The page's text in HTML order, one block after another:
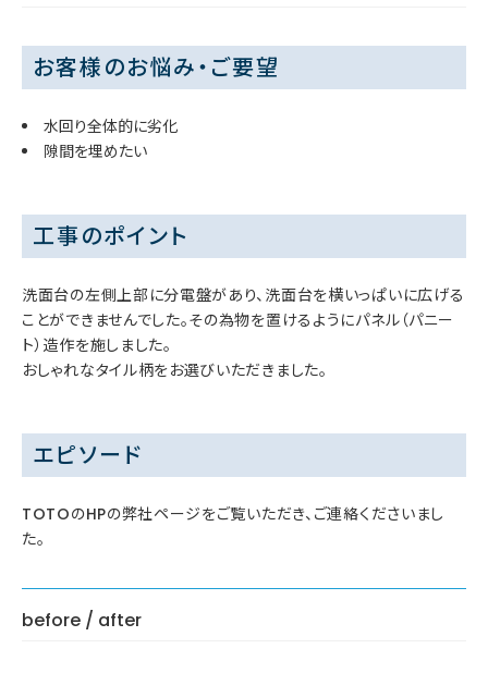
お客様のお悩み・ご要望
水回り全体的に劣化
隙間を埋めたい
工事のポイント
洗面台の左側上部に分電盤があり、洗面台を横いっぱいに広げる
ことができませんでした。その為物を置けるようにパネル（パニー
ト）造作を施しました。
おしゃれなタイル柄をお選びいただきました。
エピソード
TOTOのHPの弊社ページをご覧いただき、ご連絡くださいまし
た。
before / after